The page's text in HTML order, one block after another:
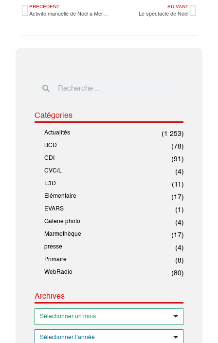
PRÉCÉDENT
Activité manuelle de Noel à Mermoz
SUIVANT
Le spectacle de Noel
Catégories
Actualités (1 253)
BCD (78)
CDI (91)
CVC/L (4)
E3D (11)
Elémentaire (17)
EVARS (1)
Galerie photo (4)
Marmothèque (17)
presse (4)
Primaire (8)
WebRadio (80)
Archives